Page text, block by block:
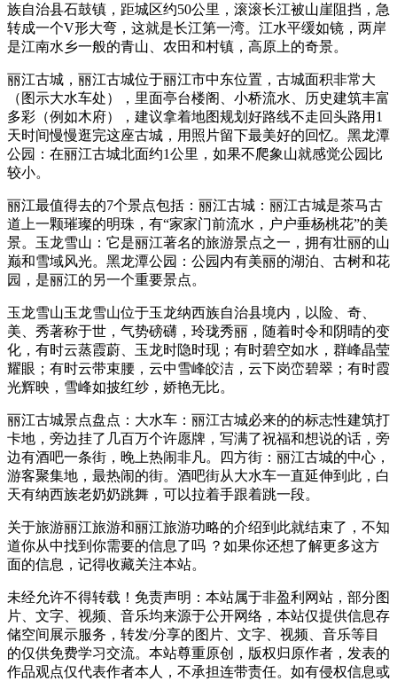
族自治县石鼓镇，距城区约50公里，滚滚长江被山崖阻挡，急
转成一个V形大弯，这就是长江第一湾。江水平缓如镜，两岸
是江南水乡一般的青山、农田和村镇，高原上的奇景。
丽江古城，丽江古城位于丽江市中东位置，古城面积非常大
（图示大水车处），里面亭台楼阁、小桥流水、历史建筑丰富
多彩（例如木府），建议拿着地图规划好路线不走回头路用1
天时间慢慢逛完这座古城，用照片留下最美好的回忆。黑龙潭
公园：在丽江古城北面约1公里，如果不爬象山就感觉公园比
较小。
丽江最值得去的7个景点包括：丽江古城：丽江古城是茶马古
道上一颗璀璨的明珠，有“家家门前流水，户户垂杨桃花”的美
景。玉龙雪山：它是丽江著名的旅游景点之一，拥有壮丽的山
巅和雪域风光。黑龙潭公园：公园内有美丽的湖泊、古树和花
园，是丽江的另一个重要景点。
玉龙雪山玉龙雪山位于玉龙纳西族自治县境内，以险、奇、
美、秀著称于世，气势磅礴，玲珑秀丽，随着时令和阴晴的变
化，有时云蒸霞蔚、玉龙时隐时现；有时碧空如水，群峰晶莹
耀眼；有时云带束腰，云中雪峰皎洁，云下岗峦碧翠；有时霞
光辉映，雪峰如披红纱，娇艳无比。
丽江古城景点盘点：大水车：丽江古城必来的的标志性建筑打
卡地，旁边挂了几百万个许愿牌，写满了祝福和想说的话，旁
边有酒吧一条街，晚上热闹非凡。四方街：丽江古城的中心，
游客聚集地，最热闹的街。酒吧街从大水车一直延伸到此，白
天有纳西族老奶奶跳舞，可以拉着手跟着跳一段。
关于旅游丽江旅游和丽江旅游功略的介绍到此就结束了，不知
道你从中找到你需要的信息了吗 ？如果你还想了解更多这方
面的信息，记得收藏关注本站。
未经允许不得转载！免责声明：本站属于非盈利网站，部分图
片、文字、视频、音乐均来源于公开网络，本站仅提供信息存
储空间展示服务，转发/分享的图片、文字、视频、音乐等目
的仅供免费学习交流。本站尊重原创，版权归原作者，发表的
作品观点仅代表作者本人，不承担连带责任。如有侵权信息或